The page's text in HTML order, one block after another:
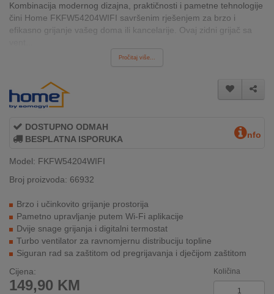
MOJ
BRENDOVI
NOVO
U
KONTAKT
KUPOVINA
NA
RATE
REKLAMACIJA
I
SERVIS
Kombinacija modernog dizajna, praktičnosti i pametne tehnologije
čini Home FKFW54204WIFI savršenim rješenjem za brzo i
efikasno grijanje vašeg doma ili kancelarije. Ovaj zidni grijač sa
Pročitaj više...
DOSTUPNO ODMAH
BESPLATNA ISPORUKA
nfo
Model: FKFW54204WIFI
Broj proizvoda: 66932
Brzo i učinkovito grijanje prostorija
Pametno upravljanje putem Wi-Fi aplikacije
Dvije snage grijanja i digitalni termostat
Turbo ventilator za ravnomjernu distribuciju topline
Siguran rad sa zaštitom od pregrijavanja i dječijom zaštitom
Cijena:
149,90 KM
Količina